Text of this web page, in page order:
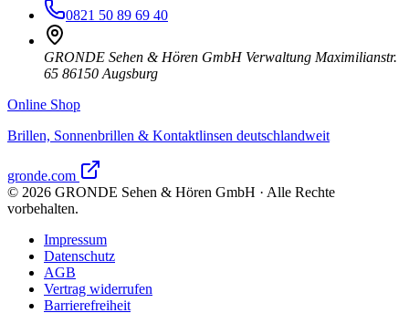
0821 50 89 69 40
GRONDE Sehen & Hören GmbH Verwaltung Maximilianstr.
65 86150 Augsburg
Online Shop
Brillen, Sonnenbrillen & Kontaktlinsen deutschlandweit
gronde.com
© 2026 GRONDE Sehen & Hören GmbH · Alle Rechte
vorbehalten.
Impressum
Datenschutz
AGB
Vertrag widerrufen
Barrierefreiheit